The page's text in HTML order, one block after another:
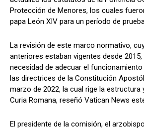
Protección de Menores, los cuales
papa León XIV para un período de
La revisión de este marco normativo,
anteriores estaban vigentes desde
necesidad de adecuar el
las directrices de la Constitución
marzo de 2022, la cual rige la estructura
Curia Romana, reseñó Vatican News
El presidente de la comisión, el